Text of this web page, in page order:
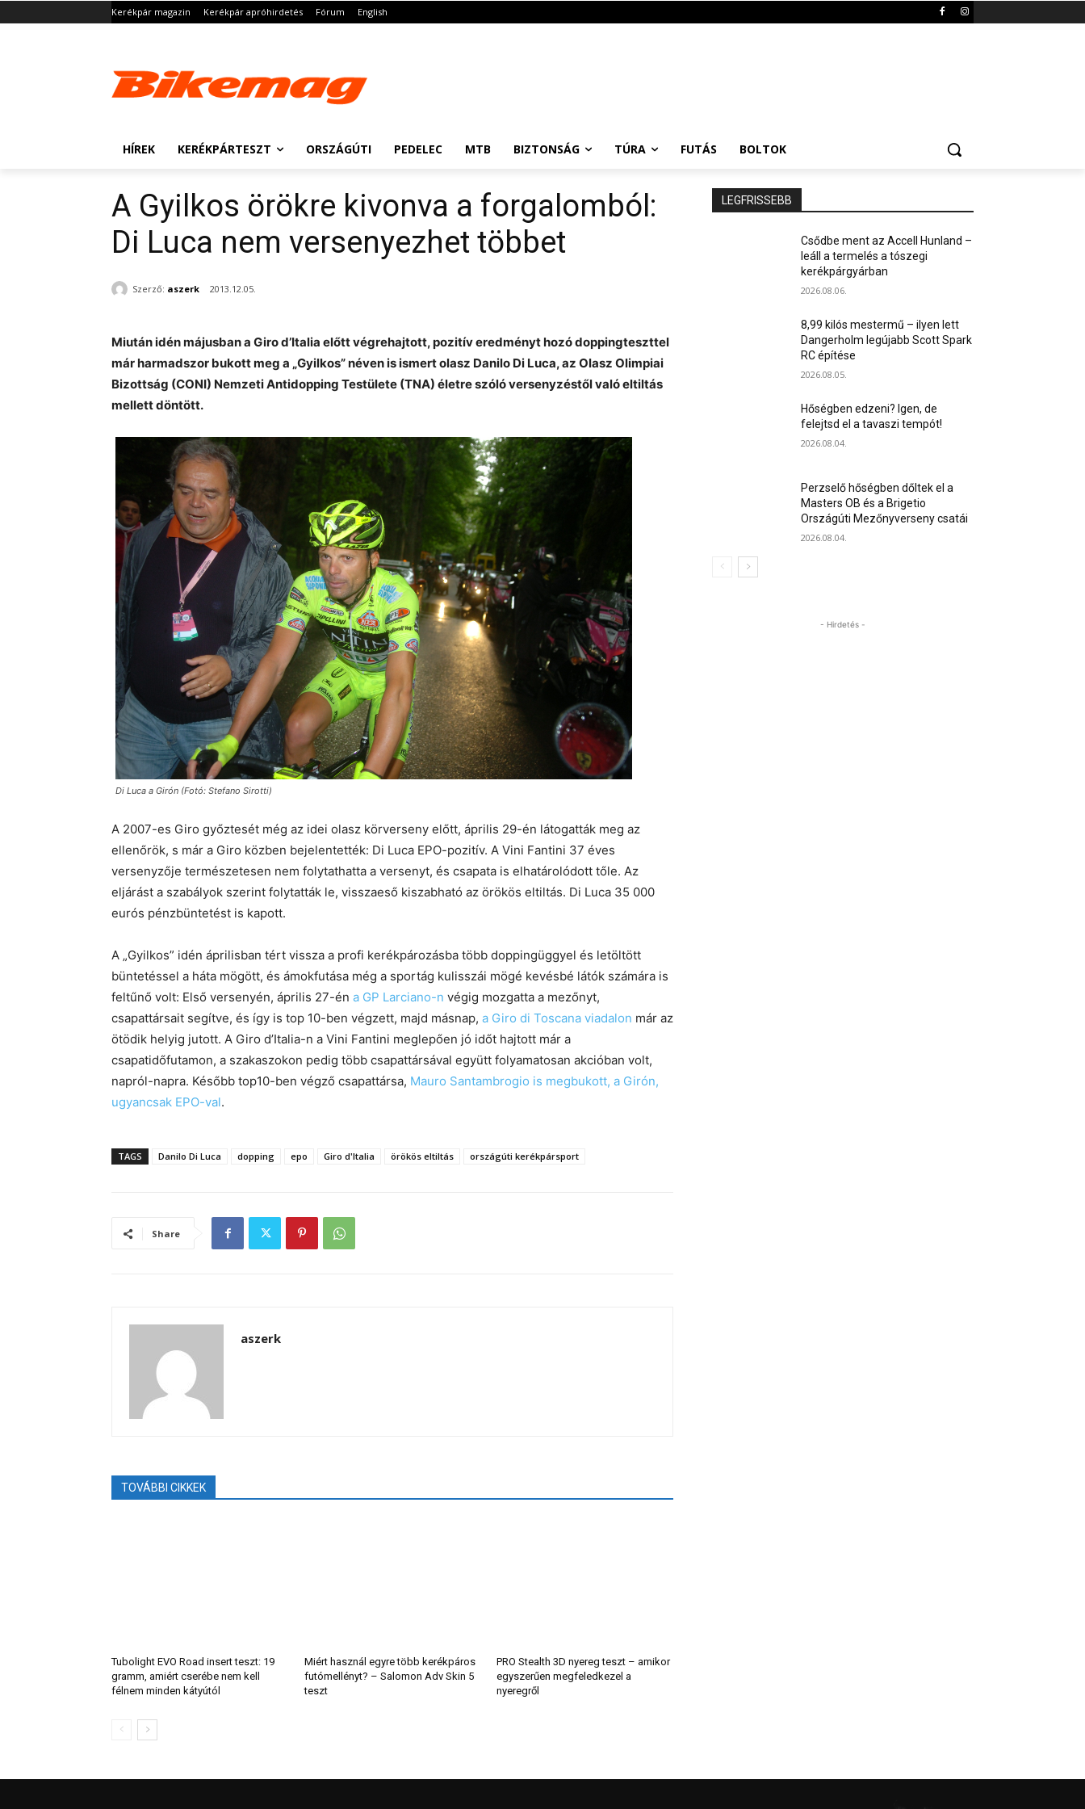
Kerékpár magazin Kerékpár apróhirdetés Fórum English
HÍREK KERÉKPÁRTESZT ORSZÁGÚTI PEDELEC MTB BIZTONSÁG TÚRA FUTÁS BOLTOK
A Gyilkos örökre kivonva a forgalomból:
Di Luca nem versenyezhet többet
Szerző: aszerk 2013.12.05.
Miután idén májusban a Giro d’Italia előtt végrehajtott, pozitív eredményt hozó doppingteszttel
már harmadszor bukott meg a „Gyilkos” néven is ismert olasz Danilo Di Luca, az Olasz Olimpiai
Bizottság (CONI) Nemzeti Antidopping Testülete (TNA) életre szóló versenyzéstől való eltiltás
mellett döntött.
Di Luca a Girón (Fotó: Stefano Sirotti)
A 2007-es Giro győztesét még az idei olasz körverseny előtt, április 29-én látogatták meg az
ellenőrök, s már a Giro közben bejelentették: Di Luca EPO-pozitív. A Vini Fantini 37 éves
versenyzője természetesen nem folytathatta a versenyt, és csapata is elhatárolódott tőle. Az
eljárást a szabályok szerint folytatták le, visszaeső kiszabható az örökös eltiltás. Di Luca 35 000
eurós pénzbüntetést is kapott.
A „Gyilkos” idén áprilisban tért vissza a profi kerékpározásba több doppingüggyel és letöltött
büntetéssel a háta mögött, és ámokfutása még a sportág kulisszái mögé kevésbé látók számára is
feltűnő volt: Első versenyén, április 27-én a GP Larciano-n végig mozgatta a mezőnyt,
csapattársait segítve, és így is top 10-ben végzett, majd másnap, a Giro di Toscana viadalon már az
ötödik helyig jutott. A Giro d’Italia-n a Vini Fantini meglepően jó időt hajtott már a
csapatidőfutamon, a szakaszokon pedig több csapattársával együtt folyamatosan akcióban volt,
napról-napra. Később top10-ben végző csapattársa, Mauro Santambrogio is megbukott, a Girón,
ugyancsak EPO-val.
TAGS Danilo Di Luca dopping epo Giro d'Italia örökös eltiltás országúti kerékpársport
Share
aszerk
TOVÁBBI CIKKEK
Tubolight EVO Road insert teszt: 19
gramm, amiért cserébe nem kell
félnem minden kátyútól
Miért használ egyre több kerékpáros
futómellényt? – Salomon Adv Skin 5
teszt
PRO Stealth 3D nyereg teszt – amikor
egyszerűen megfeledkezel a
nyeregről
LEGFRISSEBB
Csődbe ment az Accell Hunland –
leáll a termelés a tószegi
kerékpárgyárban
2026.08.06.
8,99 kilós mestermű – ilyen lett
Dangerholm legújabb Scott Spark
RC építése
2026.08.05.
Hőségben edzeni? Igen, de
felejtsd el a tavaszi tempót!
2026.08.04.
Perzselő hőségben dőltek el a
Masters OB és a Brigetio
Országúti Mezőnyverseny csatái
2026.08.04.
- Hirdetés -